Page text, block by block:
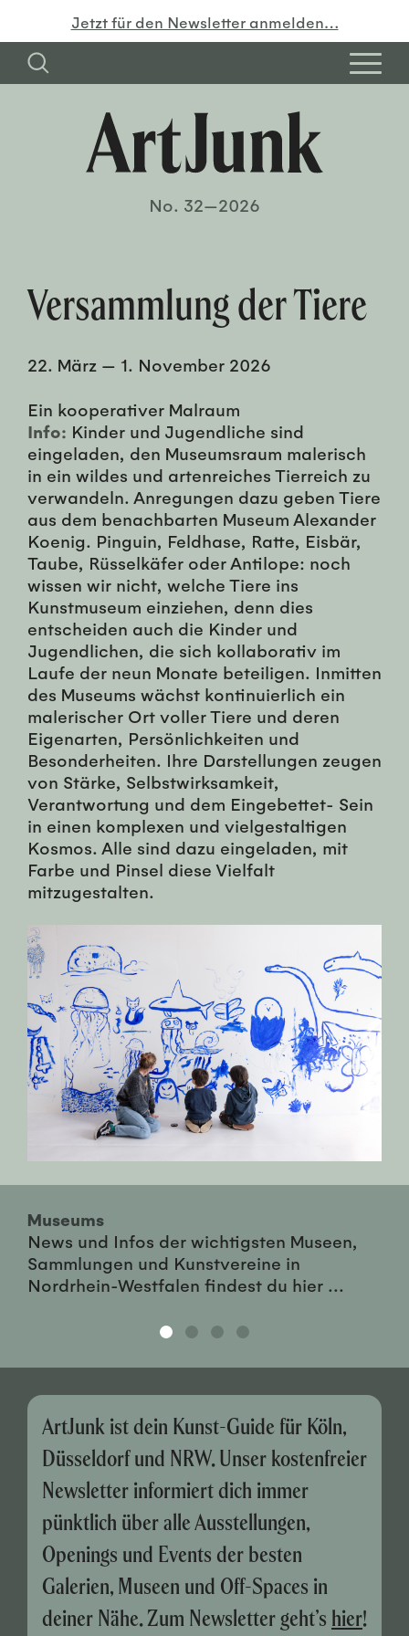
Jetzt für den Newsletter anmelden…
No. 32—2026
Versammlung der Tiere
22. März — 1. November 2026
Ein kooperativer Malraum
Info: Kinder und Jugendliche sind
eingeladen, den Museumsraum malerisch
in ein wildes und artenreiches Tierreich zu
verwandeln. Anregungen dazu geben Tiere
aus dem benachbarten Museum Alexander
Koenig. Pinguin, Feldhase, Ratte, Eisbär,
Taube, Rüsselkäfer oder Antilope: noch
wissen wir nicht, welche Tiere ins
Kunstmuseum einziehen, denn dies
entscheiden auch die Kinder und
Jugendlichen, die sich kollaborativ im
Laufe der neun Monate beteiligen. Inmitten
des Museums wächst kontinuierlich ein
malerischer Ort voller Tiere und deren
Eigenarten, Persönlichkeiten und
Besonderheiten. Ihre Darstellungen zeugen
von Stärke, Selbstwirksamkeit,
Verantwortung und dem Eingebettet- Sein
in einen komplexen und vielgestaltigen
Kosmos. Alle sind dazu eingeladen, mit
Farbe und Pinsel diese Vielfalt
mitzugestalten.
Museums
News und Infos der wichtigsten Museen,
Sammlungen und Kunstvereine in
Nordrhein-Westfalen findest du hier ...
ArtJunk ist dein Kunst-Guide für Köln,
Düsseldorf und NRW. Unser kostenfreier
Newsletter informiert dich immer
pünktlich über alle Ausstellungen,
Openings und Events der besten
Galerien, Museen und Off-Spaces in
deiner Nähe. Zum Newsletter geht’s hier!